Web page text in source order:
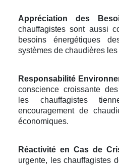
Appréciation des
chauffagistes sont aussi
besoins énergétiques
systèmes de chaudières
Responsabilité
conscience croissante
les chauffagistes
encouragement de
économiques.
Réactivité en Cas de
urgente, les chauffagistes